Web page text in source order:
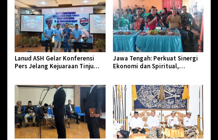
Lanud ASH Gelar Konferensi
Pers Jelang Kejuaraan Tinju
Jawa Tengah: Perkuat Sinergi
Ekonomi dan Spiritual,